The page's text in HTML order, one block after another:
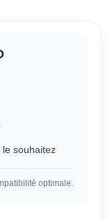
souhaitez
optimale.